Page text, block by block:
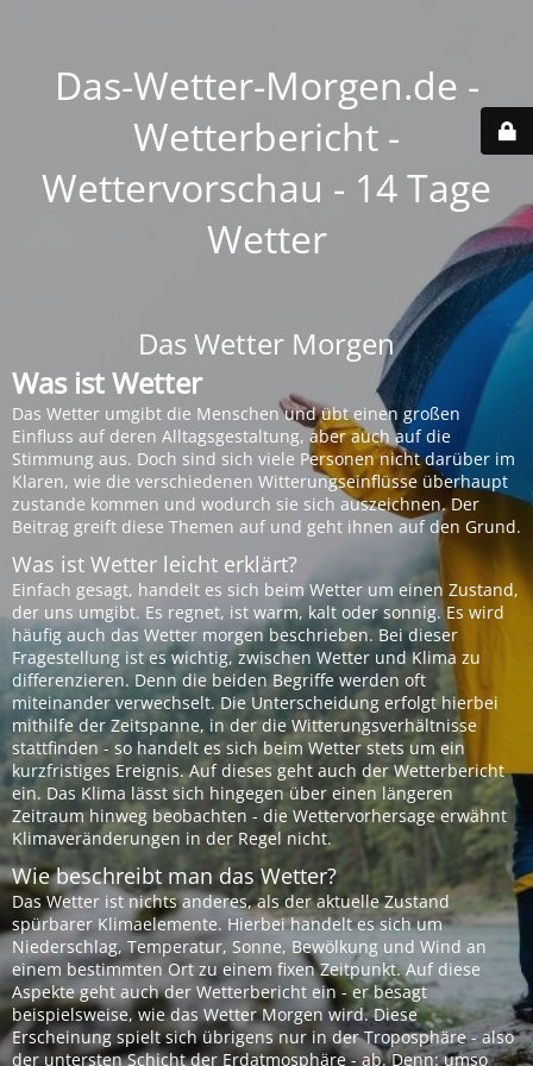
Das-Wetter-Morgen.de -
Wetterbericht -
Wettervorschau - 14 Tage
Wetter
Das Wetter Morgen
Was ist Wetter
Das Wetter umgibt die Menschen und übt einen großen
Einfluss auf deren Alltagsgestaltung, aber auch auf die
Stimmung aus. Doch sind sich viele Personen nicht darüber im
Klaren, wie die verschiedenen Witterungseinflüsse überhaupt
zustande kommen und wodurch sie sich auszeichnen. Der
Beitrag greift diese Themen auf und geht ihnen auf den Grund.
Was ist Wetter leicht erklärt?
Einfach gesagt, handelt es sich beim Wetter um einen Zustand,
der uns umgibt. Es regnet, ist warm, kalt oder sonnig. Es wird
häufig auch das Wetter morgen beschrieben. Bei dieser
Fragestellung ist es wichtig, zwischen Wetter und Klima zu
differenzieren. Denn die beiden Begriffe werden oft
miteinander verwechselt. Die Unterscheidung erfolgt hierbei
mithilfe der Zeitspanne, in der die Witterungsverhältnisse
stattfinden - so handelt es sich beim Wetter stets um ein
kurzfristiges Ereignis. Auf dieses geht auch der Wetterbericht
ein. Das Klima lässt sich hingegen über einen längeren
Zeitraum hinweg beobachten - die Wettervorhersage erwähnt
Klimaveränderungen in der Regel nicht.
Wie beschreibt man das Wetter?
Das Wetter ist nichts anderes, als der aktuelle Zustand
spürbarer Klimaelemente. Hierbei handelt es sich um
Niederschlag, Temperatur, Sonne, Bewölkung und Wind an
einem bestimmten Ort zu einem fixen Zeitpunkt. Auf diese
Aspekte geht auch der Wetterbericht ein - er besagt
beispielsweise, wie das Wetter Morgen wird. Diese
Erscheinung spielt sich übrigens nur in der Troposphäre - also
der untersten Schicht der Erdatmosphäre - ab. Denn: umso